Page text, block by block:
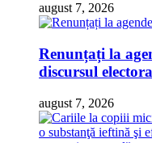
august 7, 2026
Renunțați la
discursul
august 7, 2026